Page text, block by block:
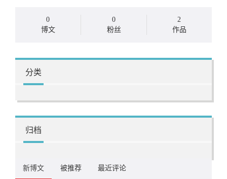
0
博文
0
粉丝
2
作品
分类
归档
新博文 被推荐 最近评论